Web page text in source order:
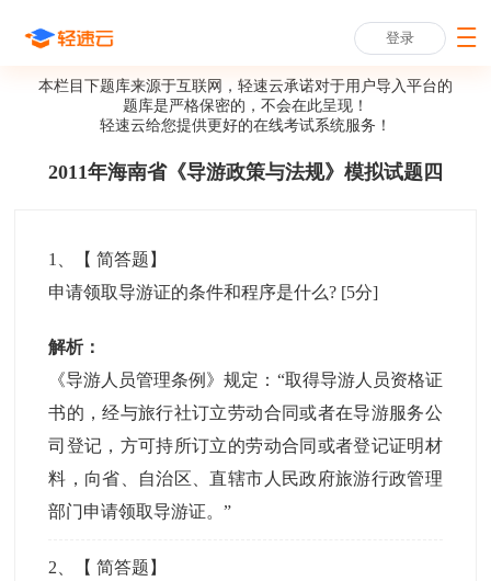
登录
本栏目下题库来源于互联网，轻速云承诺对于用户导入平台的
题库是严格保密的，不会在此呈现！
轻速云给您提供更好的在线考试系统服务！
2011年海南省《导游政策与法规》模拟试题四
1 、【简答题 】
申请领取导游证的条件和程序是什么? [5分]
解析：
《导游人员管理条例》规定：“取得导游人员资格证
书的，经与旅行社订立劳动合同或者在导游服务公
司登记，方可持所订立的劳动合同或者登记证明材
料，向省、自治区、直辖市人民政府旅游行政管理
部门申请领取导游证。”
2 、【简答题 】